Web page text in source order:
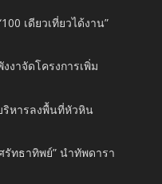
เดียวเที่ยวได้งาน”
งาจัดโครงการเพิ่ม
หารลงพื้นที่หัวหิน
รัทธาทิพย์” นำทัพดารา